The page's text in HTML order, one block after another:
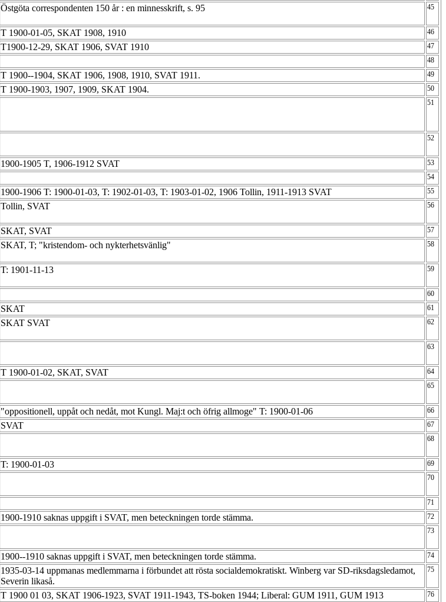
Östgöta correspondenten 150 år : en minnesskrift, s. 95 45
T 1900-01-05, SKAT 1908, 1910 46
T1900-12-29, SKAT 1906, SVAT 1910 47
48
T 1900--1904, SKAT 1906, 1908, 1910, SVAT 1911. 49
T 1900-1903, 1907, 1909, SKAT 1904. 50
51
52
1900-1905 T, 1906-1912 SVAT 53
54
1900-1906 T: 1900-01-03, T: 1902-01-03, T: 1903-01-02, 1906 Tollin, 1911-1913 SVAT 55
Tollin, SVAT 56
SKAT, SVAT 57
SKAT, T; "kristendom- och nykterhetsvänlig" 58
T: 1901-11-13 59
60
SKAT 61
SKAT SVAT 62
63
T 1900-01-02, SKAT, SVAT 64
65
"oppositionell, uppåt och nedåt, mot Kungl. Maj:t och öfrig allmoge" T: 1900-01-06 66
SVAT 67
68
T: 1900-01-03 69
70
71
1900-1910 saknas uppgift i SVAT, men beteckningen torde stämma. 72
73
1900--1910 saknas uppgift i SVAT, men beteckningen torde stämma. 74
1935-03-14 uppmanas medlemmarna i förbundet att rösta socialdemokratiskt. Winberg var SD-riksdagsledamot,
Severin likaså.
75
T 1900 01 03, SKAT 1906-1923, SVAT 1911-1943, TS-boken 1944; Liberal: GUM 1911, GUM 1913 76